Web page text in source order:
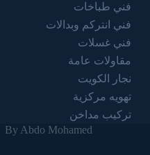
فني طباخات
فني انتركم وبدالات
فني غسلات
مقاولات عامة
نجار الكويت
تهويه مركزية
تركيب مداخن
By Abdo Mohamed